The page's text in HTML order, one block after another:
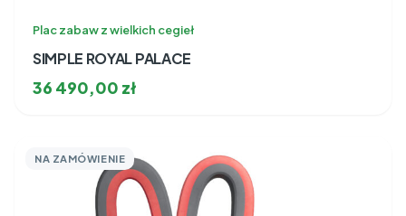
Plac zabaw z wielkich cegieł
SIMPLE ROYAL PALACE
36 490,00 zł
NA ZAMÓWIENIE